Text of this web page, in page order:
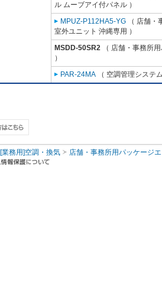
ル ムーブアイ付パネル ）
MPUZ-P112HA5-YG （ 店舗・
室外ユニット 沖縄専用 ）
MSDD-50SR2 （ 店舗・事務所
）
PAR-24MA （ 空調管理システ
[業務用]空調・換気 店舗・事務所用パッケージ